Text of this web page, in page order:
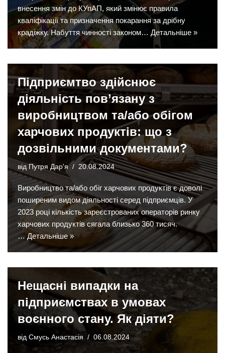
внесення змін до КУпАП, який змінює правила
кваліфікації та призначення покарання за дрібну
крадіжку. Набуття чинності законом… Детальніше »
Підприємтво здійснює
діяльність пов’язану з
виробництвом та/або обігом
харчових продуктів: що з
дозвільними документами?
від Путря Дар'я 20.08.2024
Виробництво та/або обіг харчових продуктів є доволі
поширеним видом діяльності серед підприємців. У
2023 році кількість зареєстрованих операторів ринку
харчових продуктів сягала близько 360 тисяч.
…Детальніше »
Нещасні випадки на
підприємствах в умовах
воєнного стану. Як діяти?
від Смусь Анастасія 06.08.2024